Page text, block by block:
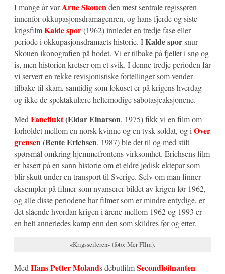
I mange år varArne Skouen den mest sentrale regissøren
innenfor okkupasjonsdramagenren, og hans fjerde og siste
krigsfilmKalde spor(1962) innledet en tredje fase eller
periode i okkupasjonsdramaets historie. IKalde sporsnur
Skouen ikonografien på hodet. Vi er tilbake på fjellet i snø og
is, men historien kretser om et svik. I denne tredje perioden får
vi servert en rekke revisjonistiske fortellinger som vender
tilbake til skam, samtidig som fokuset er på krigens hverdag
og ikke de spektakulære heltemodige sabotasjeaksjonene.
Med Faneflukt(Eldar Einarson, 1975) fikk vi en film om
forholdet mellom en norsk kvinne og en tysk soldat, og i Over
grensen (Bente Erichsen, 1987) ble det til og med stilt
spørsmål omkring hjemmefrontens virksomhet. Erichsens film
er basert på en sann historie om et eldre jødisk ektepar som
blir skutt under en transport til Sverige. Selv om man finner
eksempler på filmer som nyanserer bildet av krigen før 1962,
og alle disse periodene har filmer som er mindre entydige, er
det slående hvordan krigen i årene mellom 1962 og 1993 er
en helt annerledes kamp enn den som skildres før og etter.
«Krigsseileren» (foto: Mer FIlm).
Med Hans Petter Molands debutfilmSecondløitnanten